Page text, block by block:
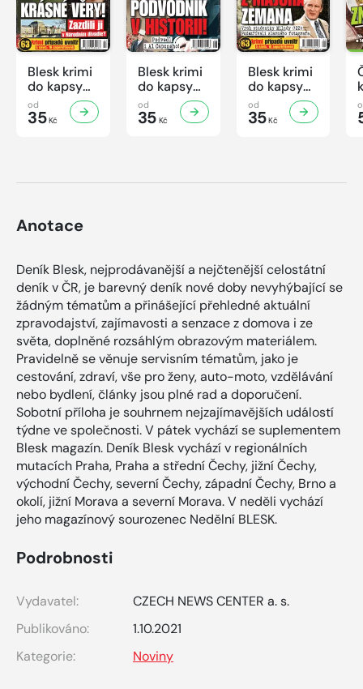
Blesk krimi
do kapsy
č.7/2026
od
35Kč
Blesk krimi
do kapsy
č.6/2026
od
35Kč
Blesk krimi
do kapsy
č.5/2026
od
35Kč
Anotace
Deník Blesk, nejprodávanější a nejčtenější celostátní
deník v ČR, je barevný deník nové doby nevyhýbající se
žádným tématům a přinášející přehledné aktuální
zpravodajství, zajímavosti a senzace z domova i ze
světa, doplněné rozsáhlým obrazovým materiálem.
Pravidelně se věnuje servisním tématům, jako je
cestování, zdraví, vše pro ženy, auto-moto, vzdělávání
nebo bydlení, články jsou plné rad a doporučení.
Sobotní příloha je souhrnem nejzajímavějších událostí
týdne ve společnosti. V pátek vychází se suplementem
Blesk magazín. Deník Blesk vychází v regionálních
mutacích Praha, Praha a střední Čechy, jižní Čechy,
východní Čechy, severní Čechy, západní Čechy, Brno a
okolí, jižní Morava a severní Morava. V neděli vychází
jeho magazínový sourozenec Nedělní BLESK.
Podrobnosti
Vydavatel:
CZECH NEWS CENTER a. s.
Publikováno:
1.10.2021
Kategorie:
Noviny